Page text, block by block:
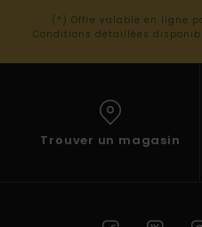
(*) Offre valable en ligne
Conditions détaillées
Trouver un magasin